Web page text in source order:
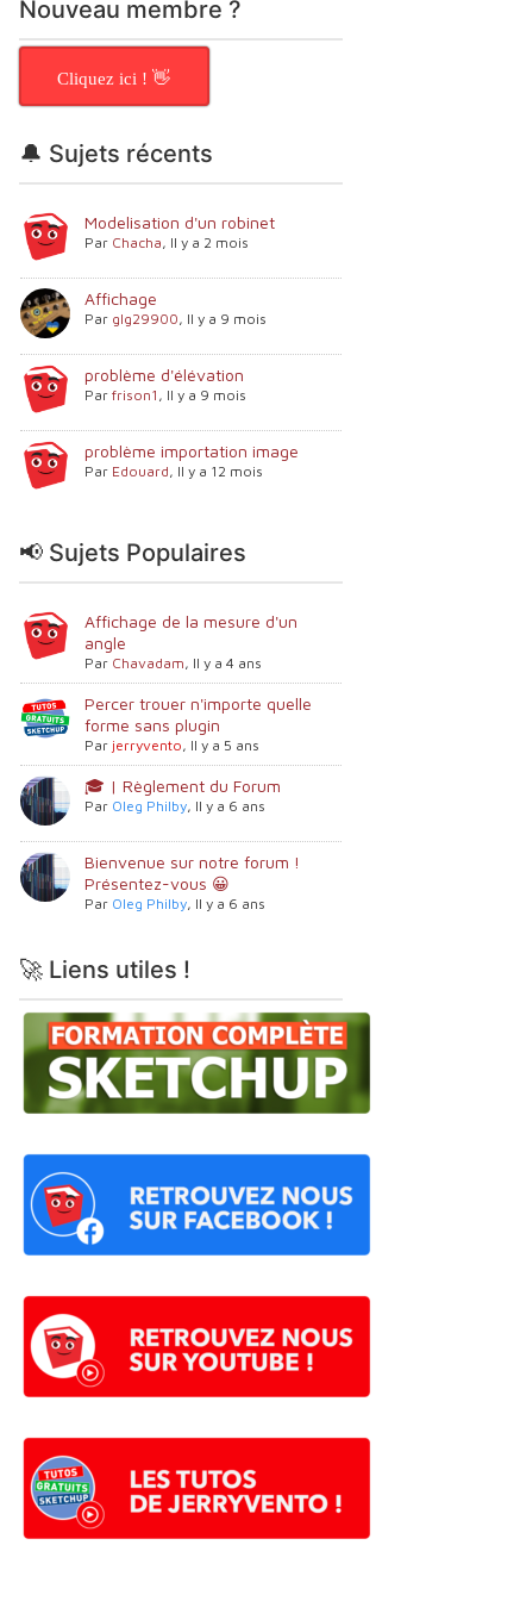
Nouveau membre ?
Cliquez ici ! 👋
🔔 Sujets récents
Modelisation d'un robinet
Par Chacha, Il y a 2 mois
Affichage
Par glg29900, Il y a 9 mois
problème d'élévation
Par frison1 , Il y a 9 mois
problème importation image
Par Edouard, Il y a 12 mois
📢 Sujets Populaires
Affichage de la mesure d'un
angle
Par Chavadam, Il y a 4 ans
Percer trouer n'importe quelle
forme sans plugin
Par jerryvento, Il y a 5 ans
🎓 | Règlement du Forum
Par Oleg Philby, Il y a 6 ans
Bienvenue sur notre forum !
Présentez-vous 😀
Par Oleg Philby, Il y a 6 ans
🚀 Liens utiles !